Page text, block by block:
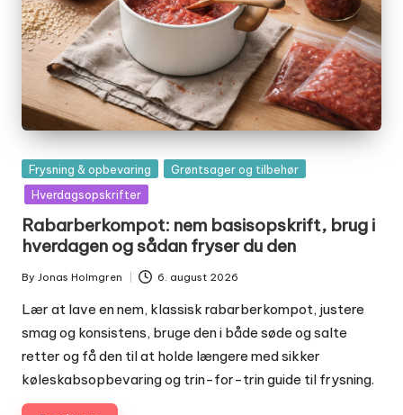
Posted
in
Frysning & opbevaring
Grøntsager og tilbehør
Hverdagsopskrifter
Rabarberkompot: nem basisopskrift, brug i
hverdagen og sådan fryser du den
Posted
by
By Jonas Holmgren 6. august 2026
Lær at lave en nem, klassisk rabarberkompot, justere
smag og konsistens, bruge den i både søde og salte
retter og få den til at holde længere med sikker
køleskabsopbevaring og trin-for-trin guide til frysning.